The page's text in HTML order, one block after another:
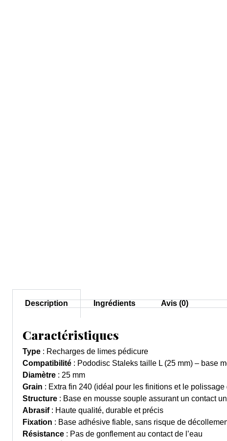
Description Ingrédients Avis (0)
Caractéristiques
Type : Recharges de limes pédicure
Compatibilité : Pododisc Staleks taille L (25 mm) – base
Diamètre : 25 mm
Grain : Extra fin 240 (idéal pour les finitions et le polissage
Structure : Base en mousse souple assurant un contact
Abrasif: Haute qualité, durable et précis
Fixation : Base adhésive fiable, sans risque de
Résistance : Pas de gonflement au contact de l’eau